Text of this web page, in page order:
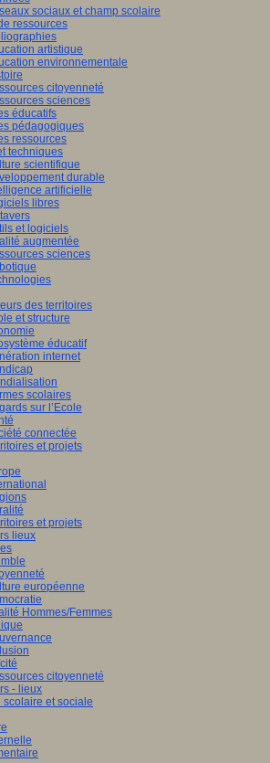
sociaux et champ scolaire
ressources
artistique
environnementale
citoyenneté
sciences
éducatifs
pédagogiques
ressources
techniques
scientifique
durable
artificielle
libres
et logiciels
augmentée
sciences
des territoires
et structure
éducatif
internet
scolaires
sur l’Ecole
connectée
et projets
et projets
lieux
européenne
Hommes/Femmes
citoyenneté
- lieux
scolaire et sociale